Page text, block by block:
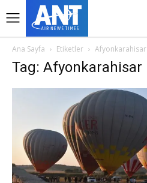
Ana Sayfa Etiketler Afyonkarahisar
Tag: Afyonkarahisar